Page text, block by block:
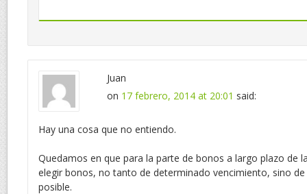
Juan
on 17 febrero, 2014 at 20:01 said:
Hay una cosa que no entiendo.
Quedamos en que para la parte de bonos a largo plazo de
elegir bonos, no tanto de determinado vencimiento, sino
posible.